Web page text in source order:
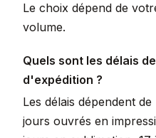
Le choix dépend de
volume.
Quels sont les délais
d'expédition ?
Les délais dépendent
jours ouvrés en